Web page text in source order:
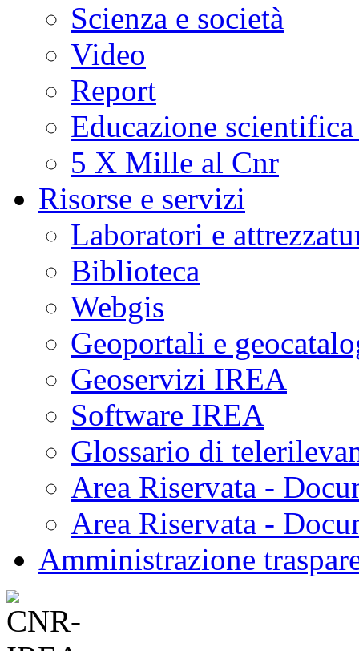
Scienza e società
Video
Report
Educazione
5 X Mille al Cnr
Risorse e servizi
Laboratori e
Biblioteca
Webgis
Geoportali e
Geoservizi IREA
Software IREA
Glossario di
Area Riservata -
Area Riservata -
Amministrazione